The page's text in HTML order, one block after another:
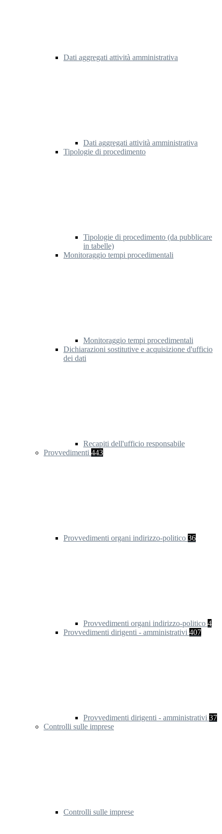
Dati aggregati attività amministrativa
Dati aggregati attività amministrativa
Tipologie di procedimento
Tipologie di procedimento (da pubblicare
in tabelle)
Monitoraggio tempi procedimentali
Monitoraggio tempi procedimentali
Dichiarazioni sostitutive e acquisizione d'ufficio
dei dati
Recapiti dell'ufficio responsabile
Provvedimenti 443
Provvedimenti organi indirizzo-politico 36
Provvedimenti organi indirizzo-politico 4
Provvedimenti dirigenti - amministrativi 407
Provvedimenti dirigenti - amministrativi 37
Controlli sulle imprese
Controlli sulle imprese